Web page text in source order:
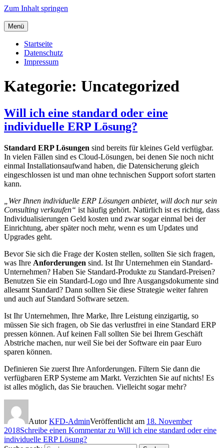
Zum Inhalt springen
Menü
Startseite
Datenschutz
Impressum
Kategorie: Uncategorized
Will ich eine standard oder eine
individuelle ERP Lösung?
Standard ERP Lösungen sind bereits für kleines Geld verfügbar.
In vielen Fällen sind es Cloud-Lösungen, bei denen Sie noch nicht
einmal Installationsaufwand haben, die Datensicherung gleich
eingeschlossen ist und man ohne technischen Support sofort starten
kann.
„Wer Ihnen individuelle ERP Lösungen anbietet, will doch nur sein
Consulting verkaufen“ ist häufig gehört. Natürlich ist es richtig, dass
Individualisierungen Geld kosten und zwar sogar einmal bei der
Einrichtung, aber später noch mehr, wenn es um Updates und
Upgrades geht.
Bevor Sie sich die Frage der Kosten stellen, sollten Sie sich fragen,
was Ihre Anforderungen sind. Ist Ihr Unternehmen ein Standard-
Unternehmen? Haben Sie Standard-Produkte zu Standard-Preisen?
Benutzen Sie ein Standard-Logo und Ihre Ausgangsdokumente sind
allesamt Standard? Dann sollten Sie diese Strategie weiter fahren
und auch auf Standard Software setzen.
Ist Ihr Unternehmen, Ihre Marke, Ihre Leistung einzigartig, so
müssen Sie sich fragen, ob Sie das verlustfrei in eine Standard ERP
pressen können. Auf keinen Fall sollten Sie bei Ihrem Geschäft
Abstriche machen, nur weil Sie bei der Software ein paar Euro
sparen können.
Definieren Sie zuerst Ihre Anforderungen. Filtern Sie dann die
verfügbaren ERP Systeme am Markt. Verzichten Sie auf nichts! Es
ist alles möglich, das Sie brauchen. Vielleicht sogar mehr?
AutorKFD-AdminVeröffentlicht am 18. November
2018Schreibe einen Kommentarzu Will ich eine standard oder eine
individuelle ERP Lösung?